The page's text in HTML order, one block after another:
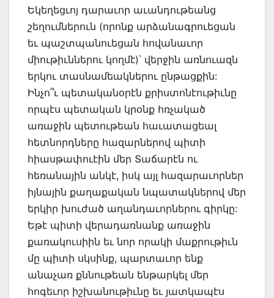
Եկեղեցւոյ դարաւոր աւանդութեանց
շեղումներուն (որոնք արձանագրուեցան
եւ պաշտպանուեցան հովանաւոր
միութիւններու կողմէ)՝ վերջին առնուազն
երկու տասնամեակներու ընթացքին:
Ինչո՞ւ պետականօրէն քրիստոնէութիւնը
որպէս պետական կրօնք հռչակած
առաջին պետութեան հաւատացեալ
հետնորդները հազարներով պիտի
հիասթափուէին մեր Տաճարէն ու
հեռանային անկէ, իսկ այլ հազարաւորներ
իյնային քաղաքական նպատակներով մեր
երկիր խուժած աղանդաւորներու գիրկը:
Եթէ պիտի վերադառնանք առաջին
քառակուսիին եւ նոր որակի մաքրութիւն
մը պիտի սկսինք, պարտաւոր ենք
անաչառ քննութեան ենթարկել մեր
հոգեւոր իշխանութիւնը եւ յատկապէս